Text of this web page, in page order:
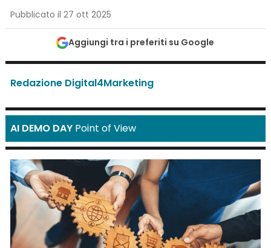
Pubblicato il 27 ott 2025
Aggiungi tra i preferiti su Google
Redazione Digital4Marketing
AI DEMO DAY Point of View